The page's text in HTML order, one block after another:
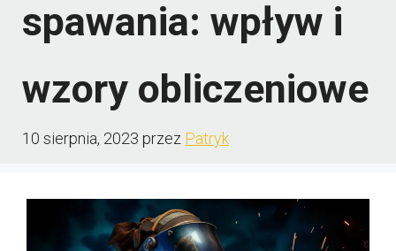
spawania: wpływ i
wzory obliczeniowe
10 sierpnia, 2023 przez Patryk